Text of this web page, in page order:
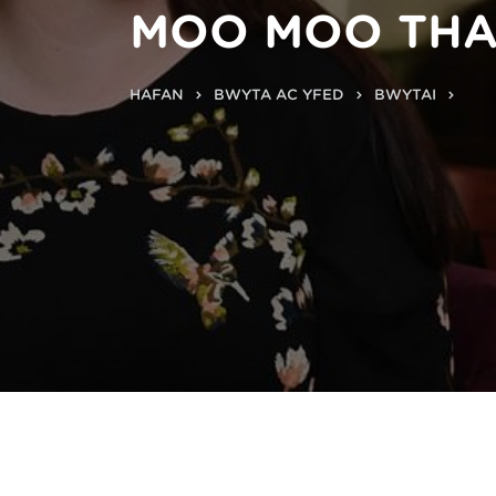
MOO MOO
HAFAN BWYTA AC YFED BWYTAI